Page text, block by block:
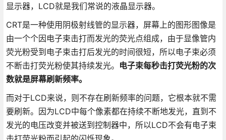
显示器，LCD就是我们常说的液晶显示器。
CRT是一种使用阴极射线管的显示器，屏幕上的图形图像是
由一个个因电子束击打而发光的荧光点组成，由于显像管内
荧光粉受到电子束击打后发光的时间很短，所以电子束必须
不断击打荧光粉使其持续发光。 电子束每秒击打荧光粉的次
数就是屏幕刷新频率。
而对于LCD来说，则不存在刷新频率的问题，它根本就不需
要刷新。因为LCD中每个像素都在持续不断地发光，直到不
发光的电压改变并被送到控制器中，所以LCD不会有电子束